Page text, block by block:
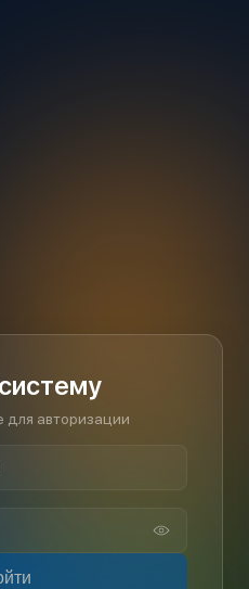
авторизации